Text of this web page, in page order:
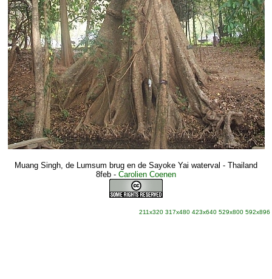
Muang Singh, de Lumsum brug en de Sayoke Yai waterval - Thailand
8feb - Carolien Coenen
211x320 317x480 423x640 529x800 592x896